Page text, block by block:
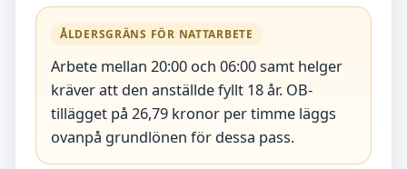
ÅLDERSGRÄNS FÖR NATTARBETE
Arbete mellan 20:00 och 06:00 samt helger
kräver att den anställde fyllt 18 år. OB-
tillägget på 26,79 kronor per timme läggs
ovanpå grundlönen för dessa pass.